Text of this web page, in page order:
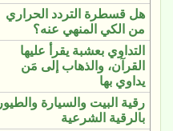
هل قسطرة التردد الحراري
من الكي المنهي عنه؟
التداوي بعشبة يقرأ عليها
القرآن، والذهاب إلى مَن
يداوي بها
رقية البيت والسيارة والطيور
بالرقية الشرعية